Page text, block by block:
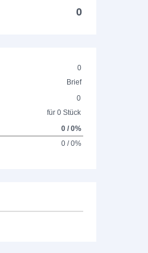
0
0
Brief
0
für 0 Stück
0 / 0%
0 / 0%